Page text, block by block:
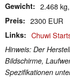
Gewicht 2.468
Preis 2300 EUR
Links Chuwi
Hinweis: Der
Bildschirme,
Spezifikationen